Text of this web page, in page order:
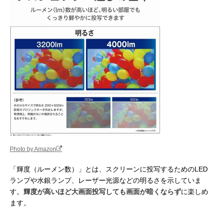
Photo by Amazon
「輝度（ルーメン数）」とは、スクリーンに投写するためのLED
ランプや水銀ランプ、レーザー光源などの明るさを示していま
す。 輝度が高いほど大画面投写しても画面が暗くならずに楽しめ
ます。